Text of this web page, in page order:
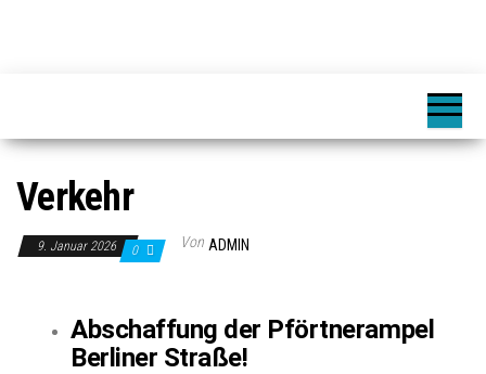
Verkehr
9. Januar 2026 0 Von ADMIN
Abschaffung der Pförtnerampel
Berliner Straße!